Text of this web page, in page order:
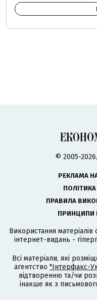
© 2005-
РЕКЛАМА
ПРАВИЛА
ПРИНЦИПИ
Використання
інтернет-видань -
Всі матеріали, які
агентство "Інтерфакс-
відтворенню та/чи
інакше як з